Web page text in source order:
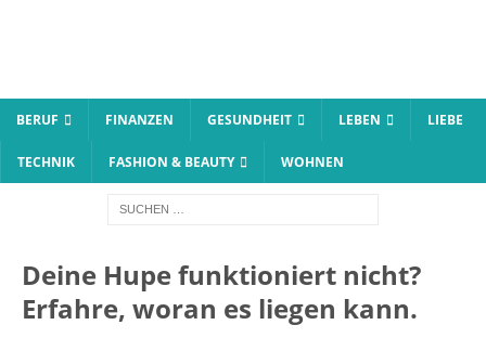
BERUF FINANZEN GESUNDHEIT LEBEN LIEBE
TECHNIK FASHION & BEAUTY WOHNEN
Deine Hupe funktioniert nicht?
Erfahre, woran es liegen kann.